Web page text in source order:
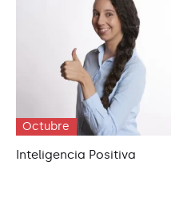
Octubre
Inteligencia Positiva